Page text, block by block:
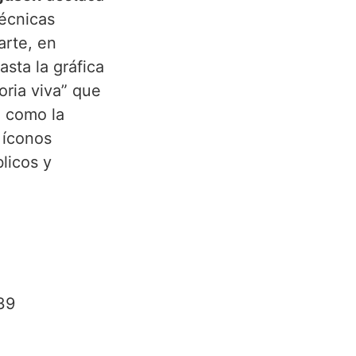
en
la gráfica
viva” que
la
y